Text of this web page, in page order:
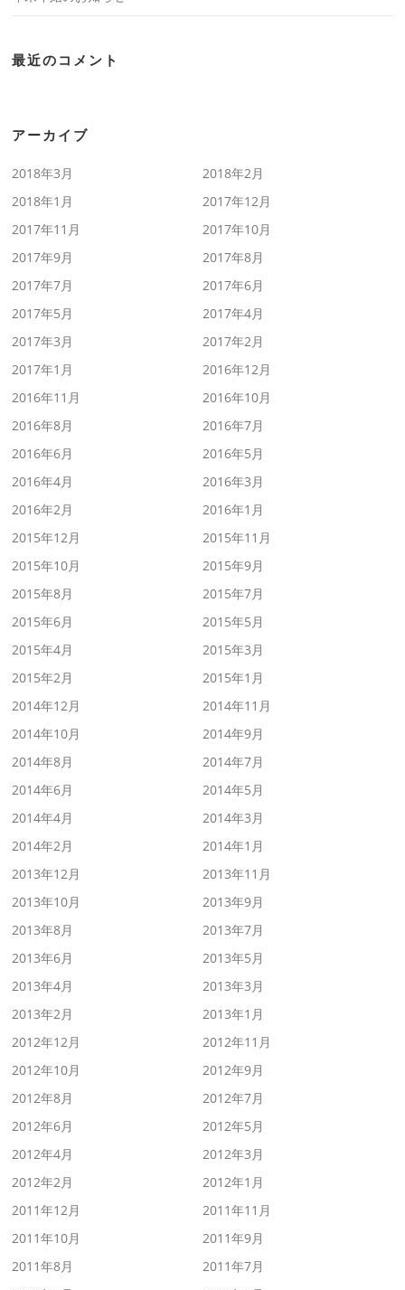
最近のコメント
アーカイブ
2018年3月
2018年2月
2018年1月
2017年12月
2017年11月
2017年10月
2017年9月
2017年8月
2017年7月
2017年6月
2017年5月
2017年4月
2017年3月
2017年2月
2017年1月
2016年12月
2016年11月
2016年10月
2016年8月
2016年7月
2016年6月
2016年5月
2016年4月
2016年3月
2016年2月
2016年1月
2015年12月
2015年11月
2015年10月
2015年9月
2015年8月
2015年7月
2015年6月
2015年5月
2015年4月
2015年3月
2015年2月
2015年1月
2014年12月
2014年11月
2014年10月
2014年9月
2014年8月
2014年7月
2014年6月
2014年5月
2014年4月
2014年3月
2014年2月
2014年1月
2013年12月
2013年11月
2013年10月
2013年9月
2013年8月
2013年7月
2013年6月
2013年5月
2013年4月
2013年3月
2013年2月
2013年1月
2012年12月
2012年11月
2012年10月
2012年9月
2012年8月
2012年7月
2012年6月
2012年5月
2012年4月
2012年3月
2012年2月
2012年1月
2011年12月
2011年11月
2011年10月
2011年9月
2011年8月
2011年7月